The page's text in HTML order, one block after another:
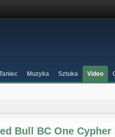
Muzyka Sztuka Video
Bull BC One